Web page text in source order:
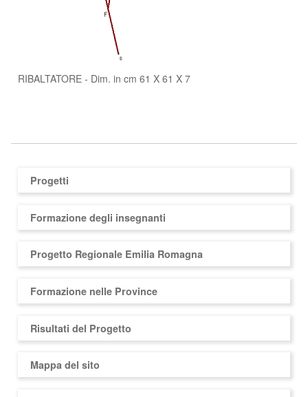
RIBALTATORE - Dim. in cm 61 X 61 X 7
Progetti
Formazione degli insegnanti
Progetto Regionale Emilia Romagna
Formazione nelle Province
Risultati del Progetto
Mappa del sito